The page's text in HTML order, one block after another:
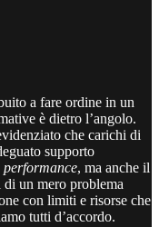
a fare ordine in un
è dietro l’angolo.
che carichi di
supporto
performance, ma anche il
un mero problema
con limiti e risorse che
tutti d’accordo.